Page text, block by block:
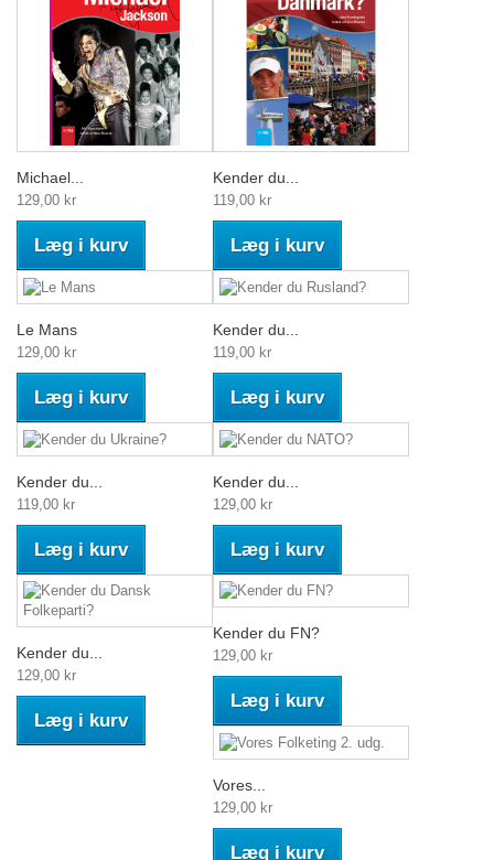
Michael...
129,00 kr
Læg i kurv
Kender du...
119,00 kr
Læg i kurv
Le Mans
129,00 kr
Læg i kurv
Kender du...
119,00 kr
Læg i kurv
Kender du...
119,00 kr
Læg i kurv
Kender du...
129,00 kr
Læg i kurv
Kender du...
129,00 kr
Læg i kurv
Kender du FN?
129,00 kr
Læg i kurv
Vores...
129,00 kr
Læg i kurv